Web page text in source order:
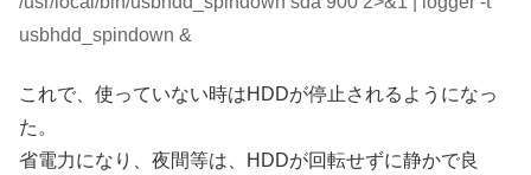
usbhdd_spindown &
これで、使っていない時はHDDが停止されるようになっ
た。
省電力になり、夜間等は、HDDが回転せずに静かで良